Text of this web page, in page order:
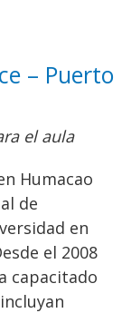
– Puerto
el aula
Humacao
de
en
el 2008
capacitado